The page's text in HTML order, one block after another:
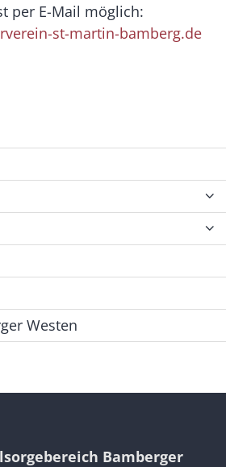
per E-Mail möglich:
st-martin-bamberg.de
Westen
Bamberger